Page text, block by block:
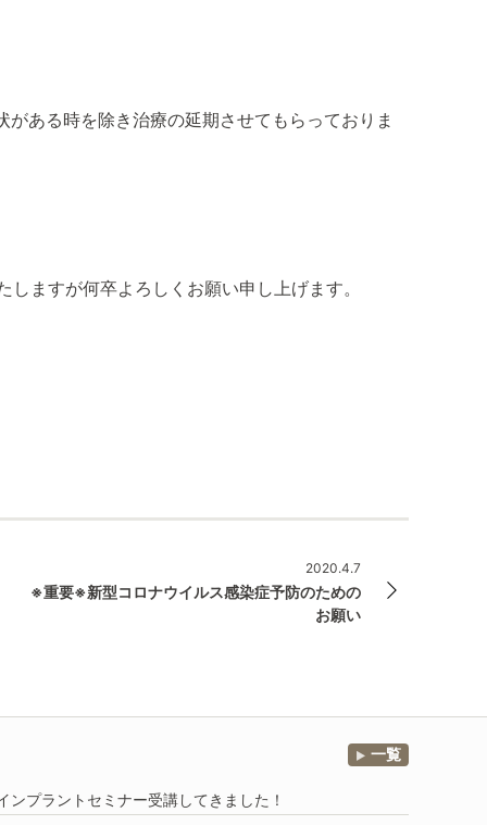
ある時を除き治療の延期させてもらっておりま
ますが何卒よろしくお願い申し上げます。
2020.4.7
※重要※新型コロナウイルス感染症予防のための
お願い
一覧
ンプラントセミナー受講してきました！